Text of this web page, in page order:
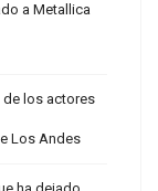
a Metallica
de los actores
Los Andes